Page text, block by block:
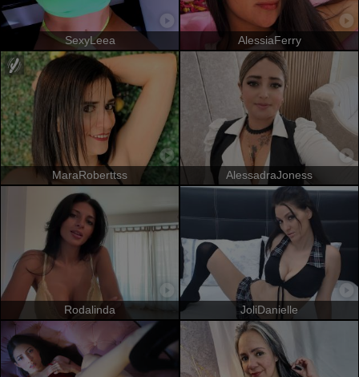
SexyLeea AlessiaFerry
MaraRoberttss AlessadraJoness
Rodalinda JoliDanielle